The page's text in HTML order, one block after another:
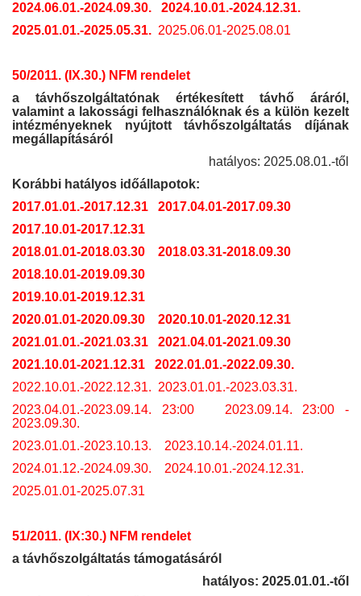
2024.06.01.-2024.09.30.
2024.10.01.-2024.12.31.
2025.01.01.-2025.05.31. 2025.06.01-2025.08.01
50/2011. (IX.30.) NFM rendelet
a távhőszolgáltatónak értékesített távhő áráról,
valamint a lakossági felhasználóknak és a külön kezelt
intézményeknek nyújtott távhőszolgáltatás díjának
megállapításáról
hatályos: 2025.08.01.-től
Korábbi hatályos időállapotok:
2017.01.01.-2017.12.31
2017.04.01-2017.09.30
2017.10.01-2017.12.31
2018.01.01-2018.03.30
2018.03.31-2018.09.30
2018.10.01-2019.09.30
2019.10.01-2019.12.31
2020.01.01-2020.09.30
2020.10.01-2020.12.31
2021.01.01.-2021.03.31
2021.04.01-2021.09.30
2021.10.01-2021.12.31
2022.01.01.-2022.09.30.
2022.10.01.-2022.12.31. 2023.01.01.-2023.03.31.
2023.04.01.-2023.09.14. 23:00
2023.09.14. 23:00 -
2023.09.30.
2023.01.01.-2023.10.13.
2023.10.14.-2024.01.11.
2024.01.12.-2024.09.30.
2024.10.01.-2024.12.31.
2025.01.01-2025.07.31
51/2011. (IX:30.) NFM rendelet
a távhőszolgáltatás támogatásáról
hatályos: 2025.01.01.-től